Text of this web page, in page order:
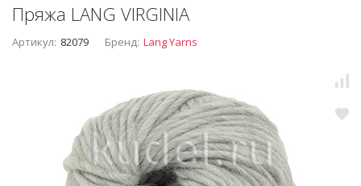
Пряжа LANG VIRGINIA
Артикул: 82079 Бренд: Lang Yarns